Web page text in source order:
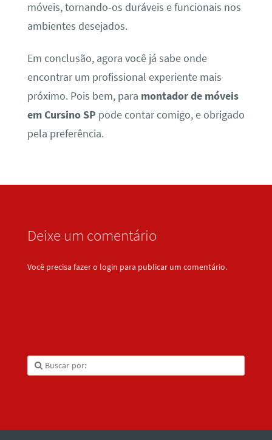
móveis, tornando-os duráveis e funcionais nos
ambientes desejados.
Em conclusão, agora você já sabe onde
encontrar um profissional experiente mais
próximo. Pois bem, para montador de móveis
em Cursino SP pode contar comigo, e obrigado
pela preferência.
Deixe um comentário
Você precisa fazer o login para publicar um comentário.